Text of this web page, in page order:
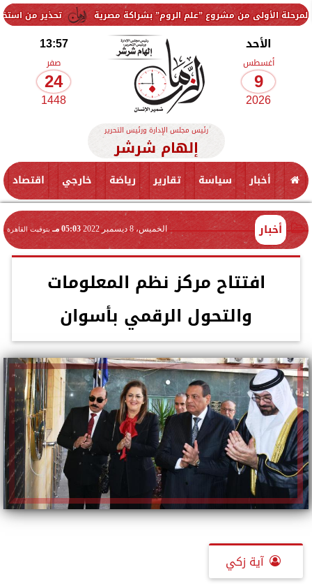
تحذير من استخدام الجير في ”علم الروم” بشراكة مصرية
الأحد
أغسطس
9
2026
13:57
صفر
24
1448
رئيس مجلس الإدارة ورئيس التحرير
إلهام شرشر
أخبار سياسة تقارير رياضة خارجي اقتصاد
أخبار الخميس، 8 ديسمبر 2022 05:03 مـ بتوقيت القاهرة
افتتاح مركز نظم المعلومات
والتحول الرقمي بأسوان
آية زكي